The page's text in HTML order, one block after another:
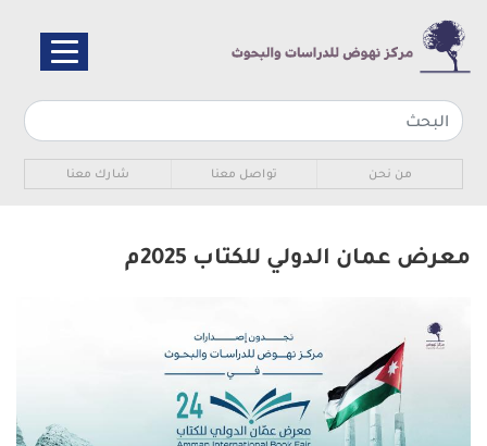
المحتوى
Sub navigation
من نحن تواصل معنا شارك معنا
معرض عمان الدولي للكتاب 2025م